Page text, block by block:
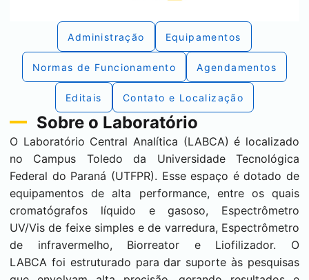
Administração Equipamentos
Normas de Funcionamento Agendamentos
Editais Contato e Localização
Sobre o Laboratório
O Laboratório Central Analítica (LABCA) é localizado
no Campus Toledo da Universidade Tecnológica
Federal do Paraná (UTFPR). Esse espaço é dotado de
equipamentos de alta performance, entre os quais
cromatógrafos líquido e gasoso, Espectrômetro
UV/Vis de feixe simples e de varredura, Espectrômetro
de infravermelho, Biorreator e Liofilizador. O
LABCA foi estruturado para dar suporte às pesquisas